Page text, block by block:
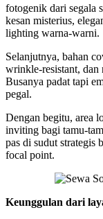
fotogenik dari segala
kesan misterius,
lighting warna-warni.
Selanjutnya, bahan
wrinkle-resistant, dan
Busanya padat tapi
pegal.
Dengan begitu, area
inviting bagi tamu-
pas di sudut strategis
focal point.
Keunggulan dari